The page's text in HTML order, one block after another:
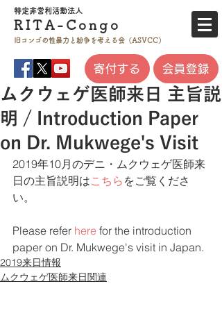
特定非営利活動法人
RITA- Co ngo
旧コンゴの性暴力と 紛争を考える会（ASVCC）
寄付する 会員登録
ムクウェゲ医師来日 主旨説
明 / Introduction Paper
on Dr. Mukwege's Visit
2019年10月のデニ・ムクウェゲ医師来
日の主旨説明はこちら をご覧くださ
い。
Please refer here for the introduction
paper on Dr. Mukwege's visit in Japan.
2019来日情報
ムクウェゲ医師来日関連